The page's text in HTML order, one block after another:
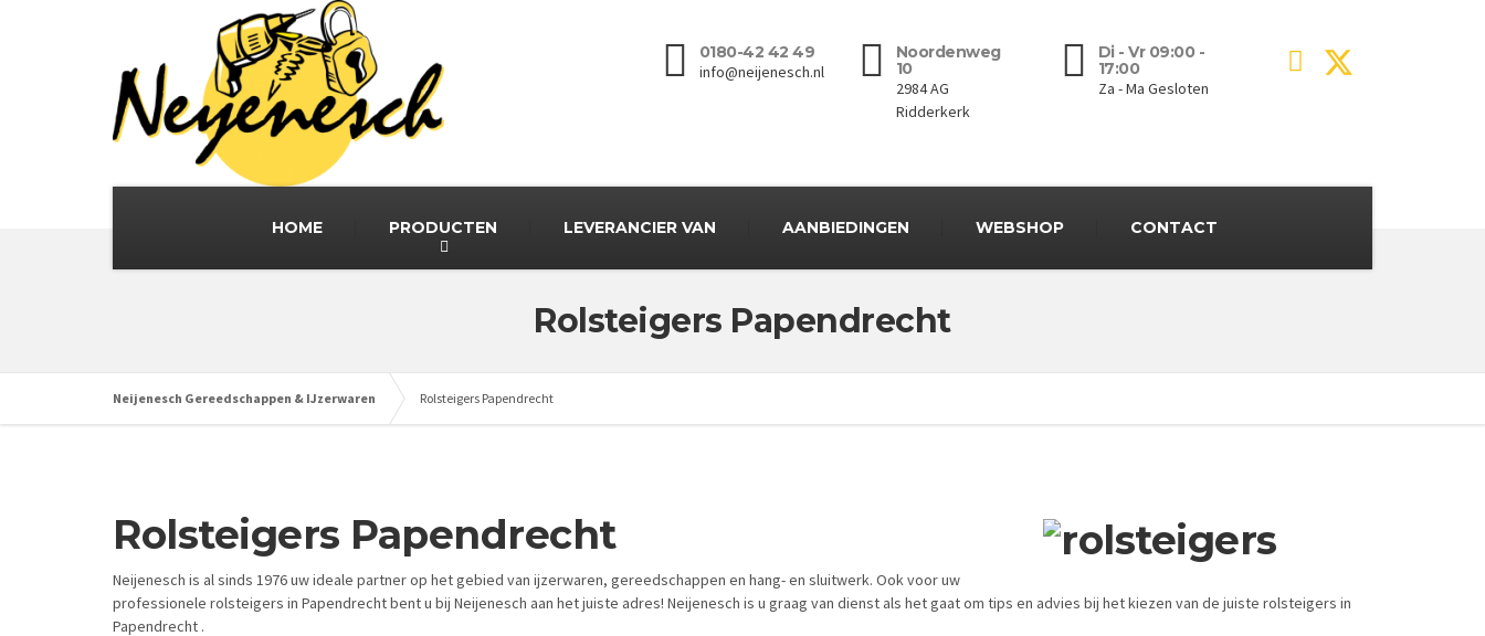
0180-42 42 49
info@neijenesch.nl
Noordenweg
10
2984 AG
Ridderkerk
Di - Vr 09:00 -
17:00
Za - Ma Gesloten
HOME PRODUCTEN LEVERANCIER VAN AANBIEDINGEN WEBSHOP CONTACT
Rolsteigers Papendrecht
Neijenesch Gereedschappen & IJzerwaren Rolsteigers Papendrecht
Rolsteigers Papendrecht
Neijenesch is al sinds 1976 uw ideale partner op het gebied van ijzerwaren, gereedschappen en hang- en sluitwerk. Ook voor uw
professionele rolsteigers in Papendrecht bent u bij Neijenesch aan het juiste adres! Neijenesch is u graag van dienst als het gaat om tips en advies bij het kiezen van de juiste rolsteigers in
Papendrecht .